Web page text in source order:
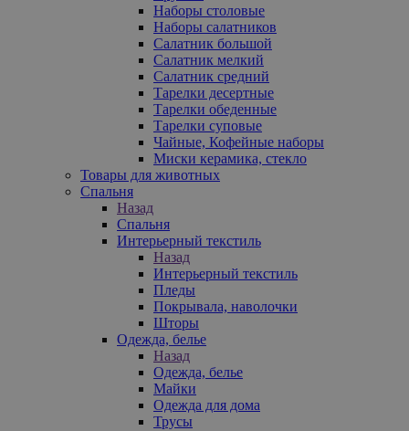
Наборы столовые
Наборы салатников
Салатник большой
Салатник мелкий
Салатник средний
Тарелки десертные
Тарелки обеденные
Тарелки суповые
Чайные, Кофейные наборы
Миски керамика, стекло
Товары для животных
Спальня
Назад
Спальня
Интерьерный текстиль
Назад
Интерьерный текстиль
Пледы
Покрывала, наволочки
Шторы
Одежда, белье
Назад
Одежда, белье
Майки
Одежда для дома
Трусы